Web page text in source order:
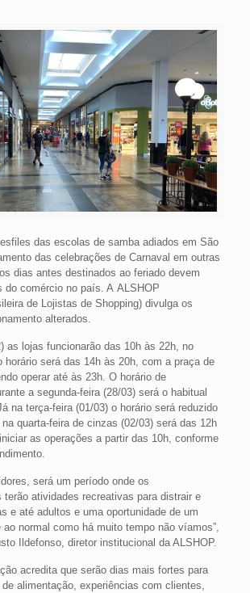
das escolas de samba adiados em São
das celebrações de Carnaval em outras
dias antes destinados ao feriado devem
do comércio no país. A ALSHOP
de Lojistas de Shopping) divulga os
alterados.
as lojas funcionarão das 10h às 22h, no
horário será das 14h às 20h, com a praça de
operar até às 23h. O horário de
a segunda-feira (28/03) será o habitual
na terça-feira (01/03) o horário será reduzido
quarta-feira de cinzas (02/03) será das 12h
as operações a partir das 10h, conforme
será um período onde os
terão atividades recreativas para distrair e
e até adultos e uma oportunidade de um
normal como há muito tempo não víamos”,
Ildefonso, diretor institucional da ALSHOP.
acredita que serão dias mais fortes para
alimentação, experiências com clientes,